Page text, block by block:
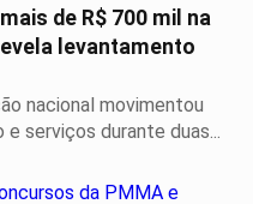
de R$ 700 mil na
levantamento
nacional movimentou
serviços durante duas...